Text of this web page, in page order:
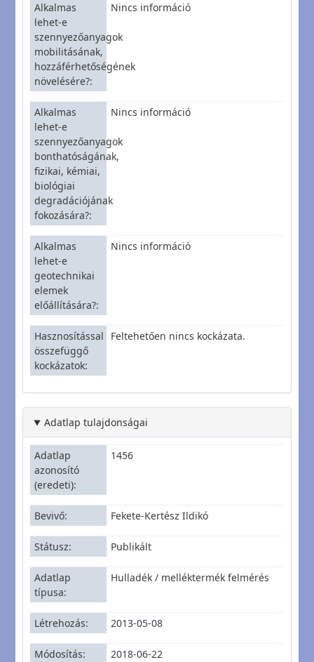
Alkalmas
lehet-e
szennyezőanyagok
mobilitásának,
hozzáférhetőségének
növelésére?
Nincs információ
Alkalmas
lehet-e
szennyezőanyagok
bonthatóságának,
fizikai, kémiai,
biológiai
degradációjának
fokozására?
Nincs információ
Alkalmas
lehet-e
geotechnikai
elemek
előállítására?
Nincs információ
Hasznosítással
összefüggő
kockázatok
Feltehetően nincs kockázata.
Adatlap tulajdonságai
Adatlap
azonosító
(eredeti)
1456
Bevivő Fekete-Kertész Ildikó
Státusz Publikált
Adatlap
típusa
Hulladék / melléktermék felmérés
Létrehozás 2013-05-08
Módosítás 2018-06-22